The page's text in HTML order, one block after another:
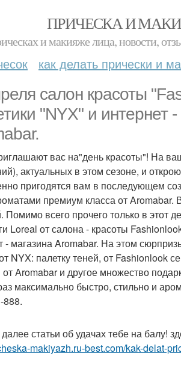
ПРИЧЕСКА И
и макияже лица, новости,
как делать прически и
салон красоты
"NYX" и
вас на"день красоты"! На
актуальных в этом сезоне, и
пригодятся вам в последующем
премиум класса от
Помимо всего прочего только в этот
Loreal от салона - красоты
- магазина Aromabar. На этом
NYX: палетку теней, от Fashionlook
Aromabar и другое множество
максимально быстро, стильно и
888.
статьи об удачах тебе на балу!
makiyazh.ru-best.com/kak-delat-